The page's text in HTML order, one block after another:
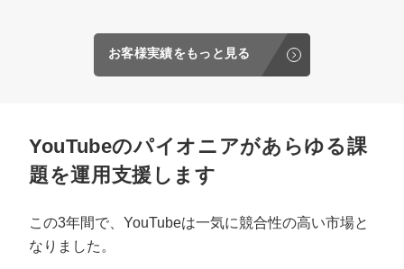
お客様実績をもっと見る
YouTubeのパイオニアがあらゆる課
題を運用支援します
この3年間で、YouTubeは一気に競合性の高い市場と
なりました。